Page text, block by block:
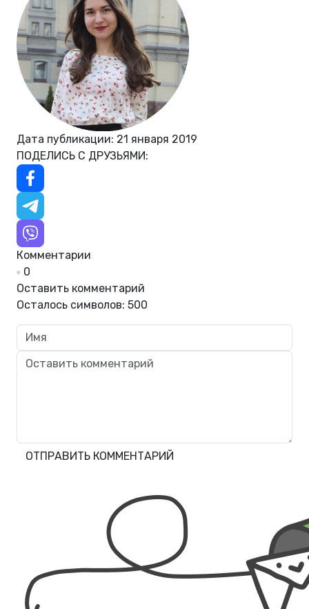
Дата публикации: 21 января 2019
ПОДЕЛИСЬ С ДРУЗЬЯМИ:
Комментарии
0
Оставить комментарий
Осталось символов: 500
ОТПРАВИТЬ КОММЕНТАРИЙ